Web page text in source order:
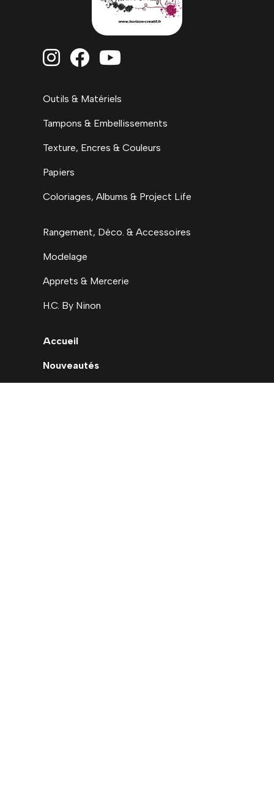
  
Outils & Matériels
Tampons & Embellissements
Texture, Encres & Couleurs
Papiers
Coloriages, Albums & Project Life
Rangement, Déco. & Accessoires
Modelage
Apprets & Mercerie
H.C. By Ninon
Accueil
Nouveautés